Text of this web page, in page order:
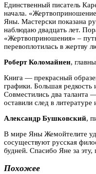
Единственный писатель
начала.
Яны. Мастерски показана
наблюдаю двадцать лет.
«Жертвоприношения» –
перевоплотилась в жертву
Роберт Коломайнен,
Книга — прекрасный
графики. Большая редкость
Совместились два таланта
оставили след в
Александр Бушковский,
В мире Яны Жемойтелите
сосуществуют русская
будней. Спасибо Яне за
Похожее